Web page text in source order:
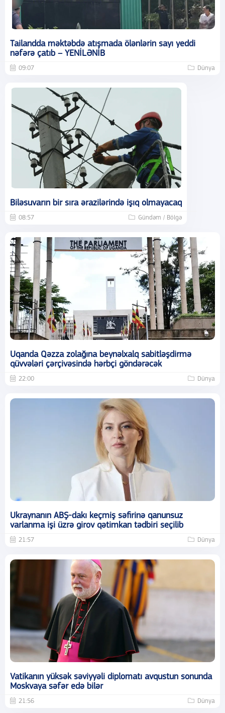
Tailandda məktəbdə atışmada ölənlərin sayı yeddi
nəfərə çatıb – YENİLƏNİB
09:07 Dünya
Biləsuvarın bir sıra ərazilərində işıq olmayacaq
08:57 Gündəm / Bölgə
Uqanda Qəzza zolağına beynəlxalq sabitləşdirmə
qüvvələri çərçivəsində hərbçi göndərəcək
22:00 Dünya
Ukraynanın ABŞ-dakı keçmiş səfirinə qanunsuz
varlanma işi üzrə girov qətimkan tədbiri seçilib
21:57 Dünya
Vatikanın yüksək səviyyəli diplomatı avqustun sonunda
Moskvaya səfər edə bilər
21:56 Dünya